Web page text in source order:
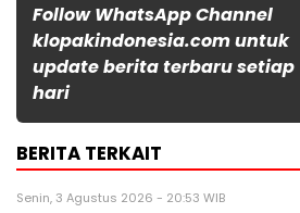
Follow WhatsApp Channel
klopakindonesia.com untuk
update berita terbaru setiap
hari
BERITA TERKAIT
Senin, 3 Agustus 2026 - 20:53 WIB